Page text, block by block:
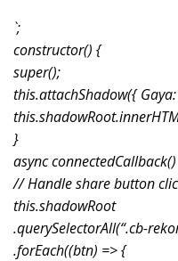
`;
constructor() {
super();
this.attachShadow({ Gaya:
}
async
// Handle share button
this.shadowRoot
.querySelectorAll(“.cb-
.forEach((btn) => {